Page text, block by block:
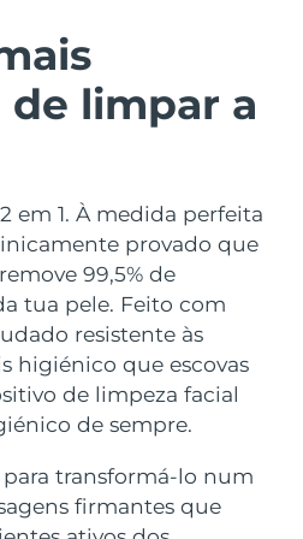
limpar a
em 1. À medida perfeita
provado que
99,5% de
tua pele. Feito com
resistente às
higiénico que escovas
de limpeza facial
de sempre.
para transformá-lo num
firmantes que
Plus
heating
Men
toning
go
toning on-the-go
eyes & lips
kit
hydration
and red light therapy
Cuidado oral
sonic toothbrush
silicone sonic toothbrush
Tratamentos LED
Entrega prevista8/10/26
Entrega prevista8/15/26
Entrega prevista
Entrega prevista
Entrega prevista8/9/26
Entrega prevista8/13/26